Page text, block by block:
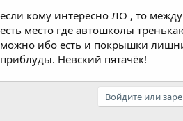
если кому интересно ЛО , то
есть место где автошколы
можно ибо есть и покрышки
приблуды. Невский пятачёк!
Войдите или